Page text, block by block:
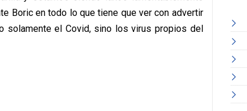
Boric en todo lo que tiene que ver con advertir
solamente el Covid, sino los virus propios del